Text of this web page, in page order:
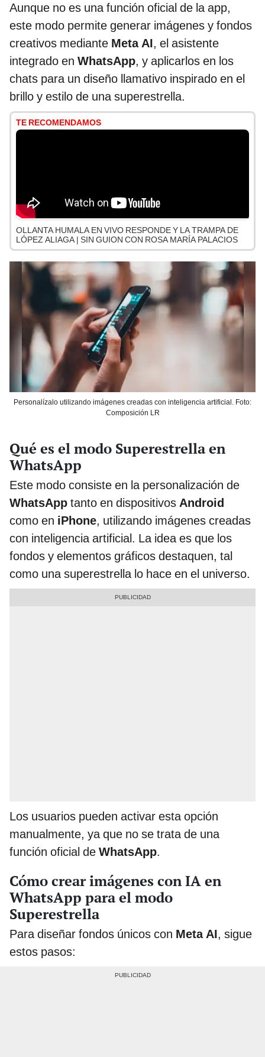
Aunque no es una función oficial de la app,
este modo permite generar imágenes y fondos
creativos mediante Meta AI, el asistente
integrado en WhatsApp, y aplicarlos en los
chats para un diseño llamativo inspirado en el
brillo y estilo de una superestrella.
TE RECOMENDAMOS
OLLANTA HUMALA EN VIVO RESPONDE Y LA TRAMPA DE
LÓPEZ ALIAGA | SIN GUION CON ROSA MARÍA PALACIOS
Personalízalo utilizando imágenes creadas con inteligencia artificial. Foto:
Composición LR
Qué es el modo Superestrella en
WhatsApp
Este modo consiste en la personalización de
WhatsApp tanto en dispositivos Android
como en iPhone, utilizando imágenes creadas
con inteligencia artificial. La idea es que los
fondos y elementos gráficos destaquen, tal
como una superestrella lo hace en el universo.
Los usuarios pueden activar esta opción
manualmente, ya que no se trata de una
función oficial de WhatsApp.
Cómo crear imágenes con IA en
WhatsApp para el modo
Superestrella
Para diseñar fondos únicos con Meta AI, sigue
estos pasos: